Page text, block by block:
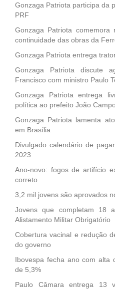
Gonzaga Patriota participa da
PRF
Gonzaga Patriota comemora
continuidade das obras da
Gonzaga Patriota entrega
Gonzaga Patriota discute
Francisco com ministro Paulo
Gonzaga Patriota entrega
política ao prefeito João
Gonzaga Patriota lamenta
em Brasília
Divulgado calendário de
2023
Ano-novo: fogos de artifício
correto
3,2 mil jovens são aprovados
Jovens que completam 18
Alistamento Militar Obrigatório
Cobertura vacinal e redução
do governo
Ibovespa fecha ano com alta
de 5,3%
Paulo Câmara entrega 13